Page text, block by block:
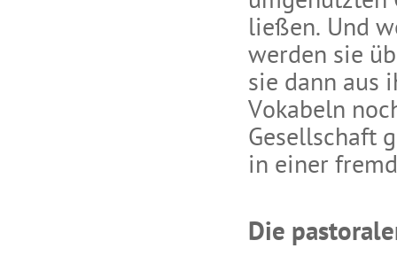
ließen. Und
werden sie
sie dann aus
Vokabeln
Gesellschaft
in einer
Die